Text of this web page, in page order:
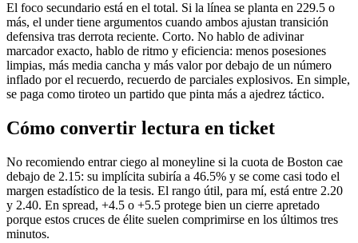
El foco secundario está en el total. Si la línea se planta en 229.5 o
más, el under tiene argumentos cuando ambos ajustan transición
defensiva tras derrota reciente. Corto. No hablo de adivinar
marcador exacto, hablo de ritmo y eficiencia: menos posesiones
limpias, más media cancha y más valor por debajo de un número
inflado por el recuerdo, recuerdo de parciales explosivos. En simple,
se paga como tiroteo un partido que pinta más a ajedrez táctico.
Cómo convertir lectura en ticket
No recomiendo entrar ciego al moneyline si la cuota de Boston cae
debajo de 2.15: su implícita subiría a 46.5% y se come casi todo el
margen estadístico de la tesis. El rango útil, para mí, está entre 2.20
y 2.40. En spread, +4.5 o +5.5 protege bien un cierre apretado
porque estos cruces de élite suelen comprimirse en los últimos tres
minutos.